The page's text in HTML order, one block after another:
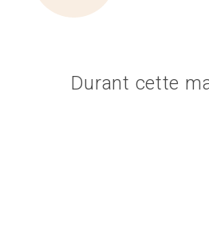
Durant cette